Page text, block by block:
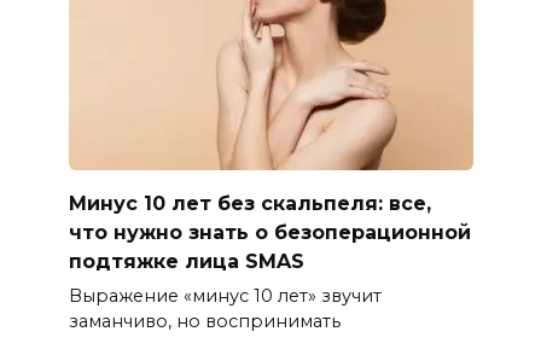
Минус 10 лет без скальпеля: все,
что нужно знать о безоперационной
подтяжке лица SMAS
Выражение «минус 10 лет» звучит
заманчиво, но воспринимать